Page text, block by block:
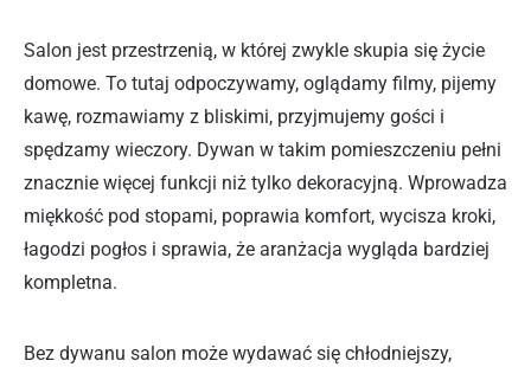
Salon jest przestrzenią, w której zwykle skupia się życie
domowe. To tutaj odpoczywamy, oglądamy filmy, pijemy
kawę, rozmawiamy z bliskimi, przyjmujemy gości i
spędzamy wieczory. Dywan w takim pomieszczeniu pełni
znacznie więcej funkcji niż tylko dekoracyjną. Wprowadza
miękkość pod stopami, poprawia komfort, wycisza kroki,
łagodzi pogłos i sprawia, że aranżacja wygląda bardziej
kompletna.
Bez dywanu salon może wydawać się chłodniejszy,